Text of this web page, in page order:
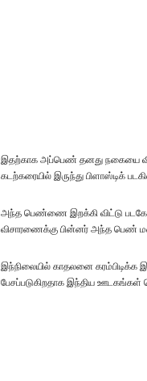
இதற்காக அப்பெண் தனது நகையை
கடற்கரையில் இருந்து பிளாஸ்டிக்
அந்த பெண்ணை இறக்கி விட்டு
விசாரணைக்கு பின்னர் அந்த பெண்
இந்நிலையில் காதலனை கரம்பிடிக்க
பேசப்படுகிறதாக இந்திய ஊடகங்கள்